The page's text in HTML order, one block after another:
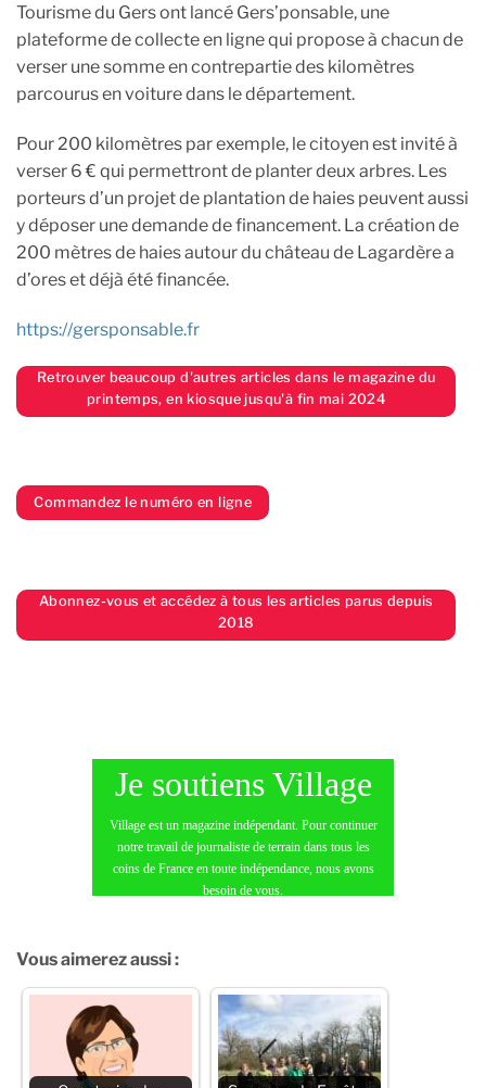
Tourisme du Gers ont lancé Gers’ponsable, une
plateforme de collecte en ligne qui propose à chacun de
verser une somme en contrepartie des kilomètres
parcourus en voiture dans le département.
Pour 200 kilomètres par exemple, le citoyen est invité à
verser 6 € qui permettront de planter deux arbres. Les
porteurs d’un projet de plantation de haies peuvent aussi
y déposer une demande de financement. La création de
200 mètres de haies autour du château de Lagardère a
d’ores et déjà été financée.
https://gersponsable.fr
Retrouver beaucoup d'autres articles dans le magazine du
printemps, en kiosque jusqu'à fin mai 2024
Commandez le numéro en ligne
Abonnez-vous et accédez à tous les articles parus depuis
2018
Je soutiens Village
Village est un magazine indépendant. Pour continuer
notre travail de journaliste de terrain dans tous les
coins de France en toute indépendance, nous avons
besoin de vous.
JE FAIS UN DON
Vous aimerez aussi :